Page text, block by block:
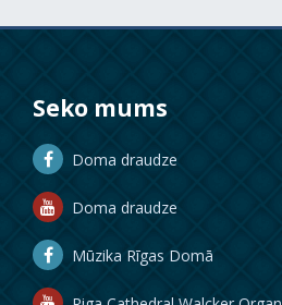
Seko mums
Doma draudze
Doma draudze
Mūzika Rīgas Domā